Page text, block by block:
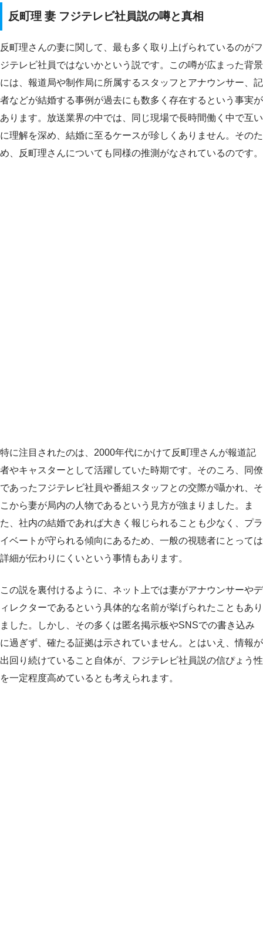
反町理 妻 フジテレビ社員説の噂と真相
反町理さんの妻に関して、最も多く取り上げられているのがフ
ジテレビ社員ではないかという説です。この噂が広まった背景
には、報道局や制作局に所属するスタッフとアナウンサー、記
者などが結婚する事例が過去にも数多く存在するという事実が
あります。放送業界の中では、同じ現場で長時間働く中で互い
に理解を深め、結婚に至るケースが珍しくありません。そのた
め、反町理さんについても同様の推測がなされているのです。
特に注目されたのは、2000年代にかけて反町理さんが報道記
者やキャスターとして活躍していた時期です。そのころ、同僚
であったフジテレビ社員や番組スタッフとの交際が囁かれ、そ
こから妻が局内の人物であるという見方が強まりました。ま
た、社内の結婚であれば大きく報じられることも少なく、プラ
イベートが守られる傾向にあるため、一般の視聴者にとっては
詳細が伝わりにくいという事情もあります。
この説を裏付けるように、ネット上では妻がアナウンサーやデ
ィレクターであるという具体的な名前が挙げられたこともあり
ました。しかし、その多くは匿名掲示板やSNSでの書き込み
に過ぎず、確たる証拠は示されていません。とはいえ、情報が
出回り続けていること自体が、フジテレビ社員説の信ぴょう性
を一定程度高めているとも考えられます。